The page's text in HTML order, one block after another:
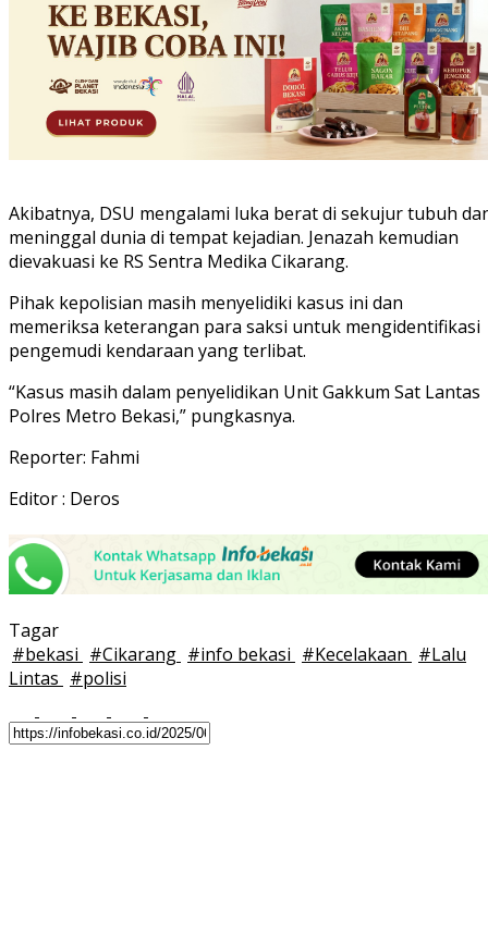
Akibatnya, DSU mengalami luka berat di sekujur tubuh
meninggal dunia di tempat kejadian. Jenazah kemudian
dievakuasi ke RS Sentra Medika Cikarang.
Pihak kepolisian masih menyelidiki kasus ini dan
memeriksa keterangan para saksi untuk mengidentifikasi
pengemudi kendaraan yang terlibat.
“Kasus masih dalam penyelidikan Unit Gakkum Sat Lantas
Polres Metro Bekasi,” pungkasnya.
Reporter: Fahmi
Editor : Deros
Tagar
#bekasi #Cikarang #info bekasi #Kecelakaan #Lalu
Lintas #polisi